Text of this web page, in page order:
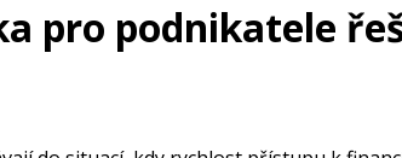
pro podnikatele